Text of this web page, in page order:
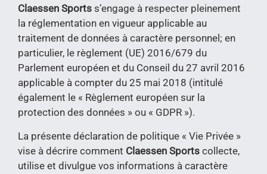
Claessen Sports s’engage à respecter pleinement
la réglementation en vigueur applicable au
traitement de données à caractère personnel; en
particulier, le règlement (UE) 2016/679 du
Parlement européen et du Conseil du 27 avril 2016
applicable à compter du 25 mai 2018 (intitulé
également le « Règlement européen sur la
protection des données » ou « GDPR »).
La présente déclaration de politique « Vie Privée »
vise à décrire comment Claessen Sports collecte,
utilise et divulgue vos informations à caractère